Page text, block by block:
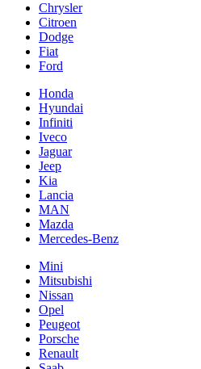
Chrysler
Citroen
Dodge
Fiat
Ford
Honda
Hyundai
Infiniti
Iveco
Jaguar
Jeep
Kia
Lancia
MAN
Mazda
Mercedes-Benz
Mini
Mitsubishi
Nissan
Opel
Peugeot
Porsche
Renault